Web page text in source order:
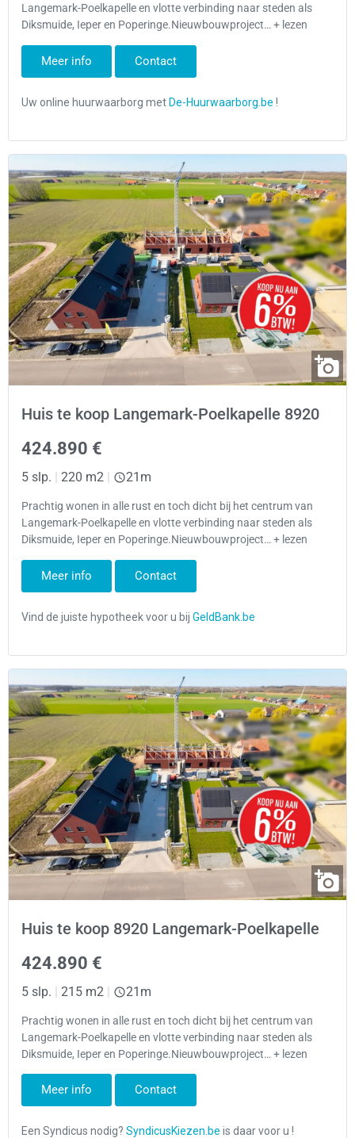
Langemark-Poelkapelle en vlotte verbinding naar steden als
Diksmuide, Ieper en Poperinge.Nieuwbouwproject… + lezen
Meer info Contact
Huis te koop Langemark-Poelkapelle 8920
424.890 €
5 slp. | 220 m2 | 21m
Prachtig wonen in alle rust en toch dicht bij het centrum van
Langemark-Poelkapelle en vlotte verbinding naar steden als
Diksmuide, Ieper en Poperinge.Nieuwbouwproject… + lezen
Meer info Contact
Huis te koop 8920 Langemark-Poelkapelle
424.890 €
5 slp. | 215 m2 | 21m
Prachtig wonen in alle rust en toch dicht bij het centrum van
Langemark-Poelkapelle en vlotte verbinding naar steden als
Diksmuide, Ieper en Poperinge.Nieuwbouwproject… + lezen
Meer info Contact